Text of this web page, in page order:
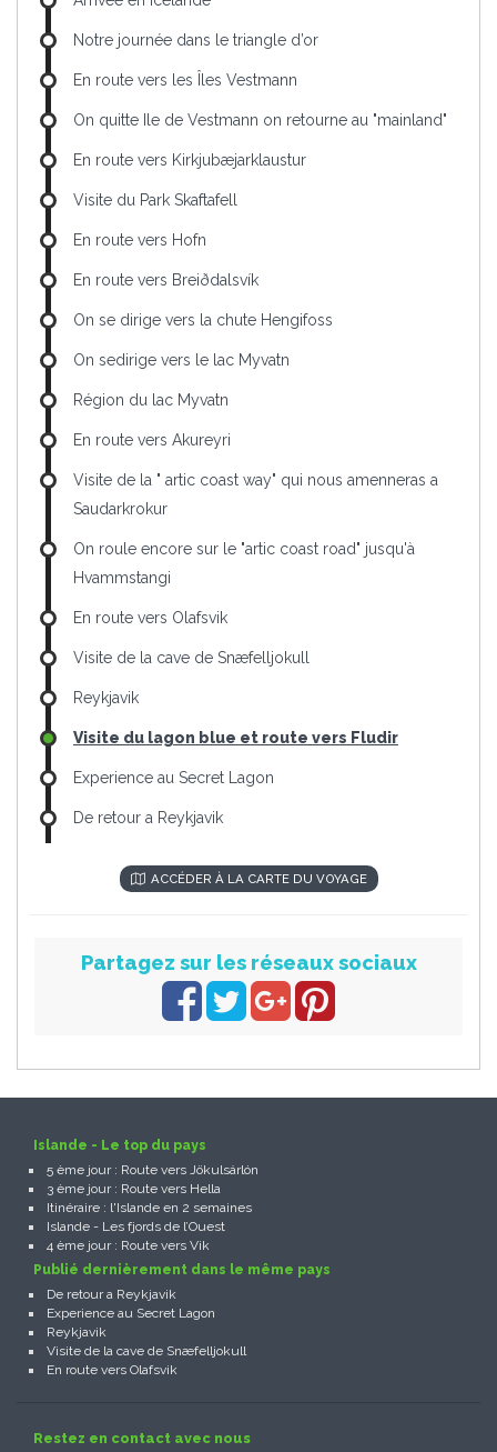
Notre journée dans le triangle d’or
En route vers les Îles Vestmann
On quitte Ile de Vestmann on retourne au "mainland"
En route vers Kirkjubæjarklaustur
Visite du Park Skaftafell
En route vers Hofn
En route vers Breiðdalsvík
On se dirige vers la chute Hengifoss
On sedirige vers le lac Myvatn
Région du lac Myvatn
En route vers Akureyri
Visite de la " artic coast way" qui nous amenneras a
Saudarkrokur
On roule encore sur le "artic coast road" jusqu'à
Hvammstangi
En route vers Olafsvik
Visite de la cave de Snæfelljokull
Reykjavik
Visite du lagon blue et route vers Fludir
Experience au Secret Lagon
De retour a Reykjavik
ACCÉDER À LA CARTE DU VOYAGE
Partagez sur les réseaux sociaux
Islande - Le top du pays
5 ème jour : Route vers Jökulsárlón
3 ème jour : Route vers Hella
Itinéraire : l'Islande en 2 semaines
Islande - Les fjords de l’Ouest
4 ème jour : Route vers Vik
Publié dernièrement dans le même pays
De retour a Reykjavik
Experience au Secret Lagon
Reykjavik
Visite de la cave de Snæfelljokull
En route vers Olafsvik
Restez en contact avec nous